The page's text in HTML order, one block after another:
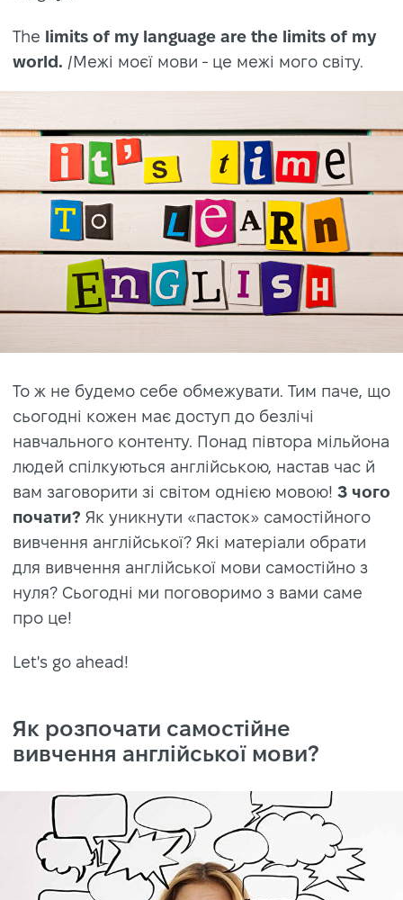
The limits of my language are the limits of my
world. /Межі моєї мови - це межі мого світу.
То ж не будемо себе обмежувати. Тим паче, що
сьогодні кожен має доступ до безлічі
навчального контенту. Понад півтора мільйона
людей спілкуються англійською, настав час й
вам заговорити зі світом однією мовою! З чого
почати? Як уникнути «пасток» самостійного
вивчення англійської? Які матеріали обрати
для вивчення англійської мови самостійно з
нуля? Сьогодні ми поговоримо з вами саме
про це!
Let's go ahead!
Як розпочати самостійне
вивчення англійської мови?